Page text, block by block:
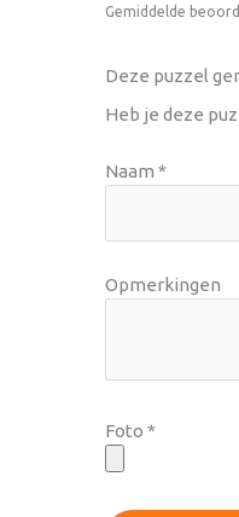
Gemiddelde
Deze puzzel
Heb je deze
Naam *
Opmerkingen
Foto *